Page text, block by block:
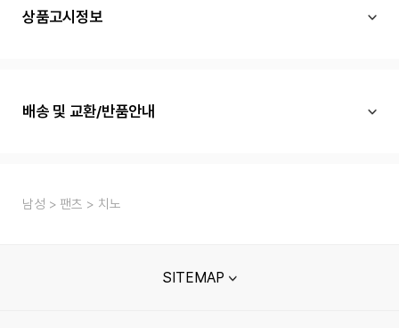
상품고시정보
배송 및 교환/반품안내
남성 팬츠 치노
SITEMAP